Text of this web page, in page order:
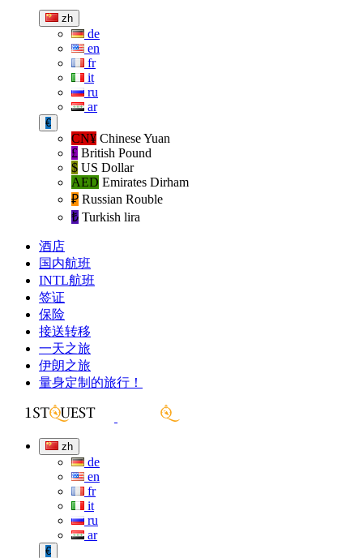
zh
de
en
fr
it
ru
ar
€
CN¥ Chinese Yuan
£ British Pound
$ US Dollar
AED Emirates Dirham
₽‎ Russian Rouble
₺‎ Turkish lira
酒店
国内航班
INTL航班
签证
保险
接送转移
一天之旅
伊朗之旅
量身定制的旅行！
zh
de
en
fr
it
ru
ar
€